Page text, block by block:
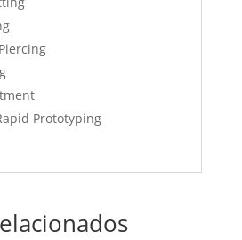
Prototyping